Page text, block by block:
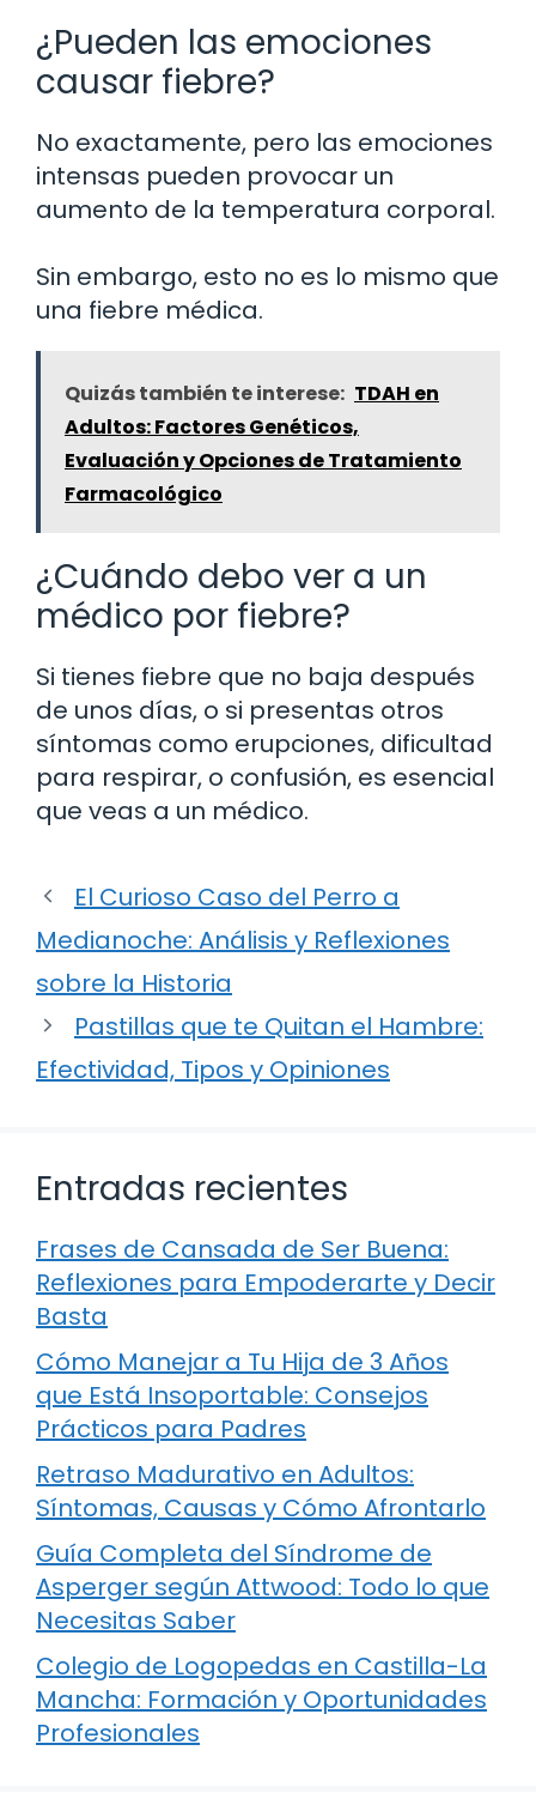
¿Pueden las emociones
causar fiebre?
No exactamente, pero las emociones
intensas pueden provocar un
aumento de la temperatura corporal.
Sin embargo, esto no es lo mismo que
una fiebre médica.
Quizás también te interese: TDAH en
Adultos: Factores Genéticos,
Evaluación y Opciones de Tratamiento
Farmacológico
¿Cuándo debo ver a un
médico por fiebre?
Si tienes fiebre que no baja después
de unos días, o si presentas otros
síntomas como erupciones, dificultad
para respirar, o confusión, es esencial
que veas a un médico.
El Curioso Caso del Perro a
Medianoche: Análisis y Reflexiones
sobre la Historia
Pastillas que te Quitan el Hambre:
Efectividad, Tipos y Opiniones
Entradas recientes
Frases de Cansada de Ser Buena:
Reflexiones para Empoderarte y Decir
Basta
Cómo Manejar a Tu Hija de 3 Años
que Está Insoportable: Consejos
Prácticos para Padres
Retraso Madurativo en Adultos:
Síntomas, Causas y Cómo Afrontarlo
Guía Completa del Síndrome de
Asperger según Attwood: Todo lo que
Necesitas Saber
Colegio de Logopedas en Castilla-La
Mancha: Formación y Oportunidades
Profesionales